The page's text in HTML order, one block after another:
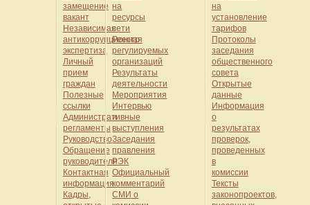
замещение
вакант
Независимая
антикоррупционная
экспертиза
Личный
прием
граждан
Полезные
ссылки
Административные
регламенты
Руководство
Обращение
руководителя
Контактная
информация
Кадры,
на
ресурсы
сети
Реестр
регулируемых
организаций
Результаты
деятельности
Мероприятия
Интервью
и
выступления
Заседания
правления
РЭК
Официальный
комментарий
СМИ о
на
установление
тарифов
Протоколы
заседания
общественного
совета
Открытые
данные
Информация
о
результатах
проверок,
проведенных
в
комиссии
Тексты
законопроектов,